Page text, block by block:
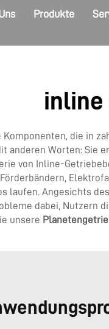
Produkte
inline
die in
anderen Worten: Sie
von Inline-
laufen. Angesichts
dabei, Nutzern
unsere